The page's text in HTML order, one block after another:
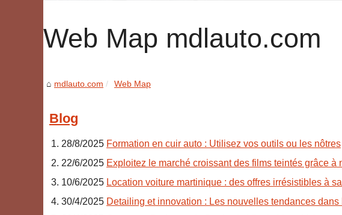
Web Map mdlauto.com
mdlauto.com Web Map
Blog
28/8/2025 Formation en cuir auto : Utilisez vos outils ou les nôtres
22/6/2025 Exploitez le marché croissant des films teintés grâce à
10/6/2025 Location voiture martinique : des offres irrésistibles à
30/4/2025 Detailing et innovation : Les nouvelles tendances